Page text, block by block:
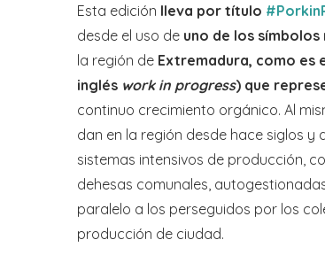
Esta edición lleva por título
desde el uso de uno de los
la región de Extremadura, como es
inglés work in progress) que
continuo crecimiento orgánico. Al
dan en la región desde hace siglos y
sistemas intensivos de producción,
dehesas comunales,
paralelo a los perseguidos por los
producción de ciudad.